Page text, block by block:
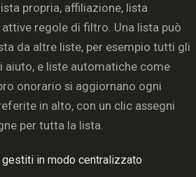
propria, affiliazione, lista
regole di filtro. Una lista può
da altre liste, per esempio tutti gli
aiuto, e liste automatiche come
onorario si aggiornano ogni
in alto, con un clic assegni
per tutta la lista.